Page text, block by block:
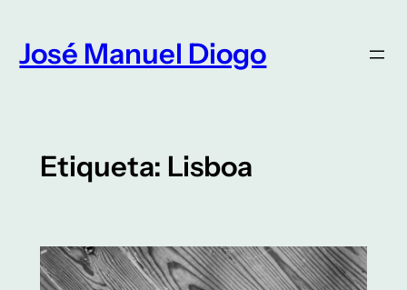
para
José Manuel Diogo
Etiqueta: Lisboa